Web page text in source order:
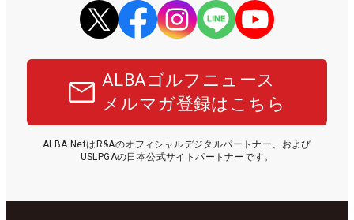
ALBAゴルフニュース
メルマガ登録はこちら
ALBA NetはR&Aのオフィシャルデジタルパートナー、および
USLPGAの日本公式サイトパートナーです。